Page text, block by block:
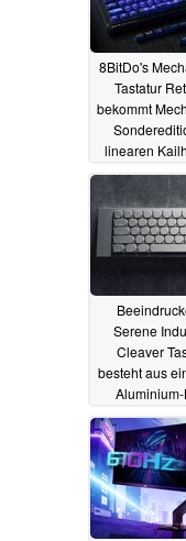
8BitDo's
Tastatur
bekommt
linearen
Pro Switches
120 Euro
Serene
Cleaver
besteht aus